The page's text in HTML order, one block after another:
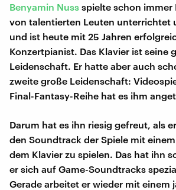
Benyamin Nuss spielte schon immer
von talentierten Leuten unterrichtet
und ist heute mit 25 Jahren
Konzertpianist. Das Klavier ist seine
Leidenschaft. Er hatte aber auch
zweite große Leidenschaft:
Final-Fantasy-Reihe hat es ihm
Darum hat es ihn riesig gefreut, als
den Soundtrack der Spiele mit
dem Klavier zu spielen. Das hat ihn
er sich auf Game-Soundtracks
Gerade arbeitet er wieder mit einem